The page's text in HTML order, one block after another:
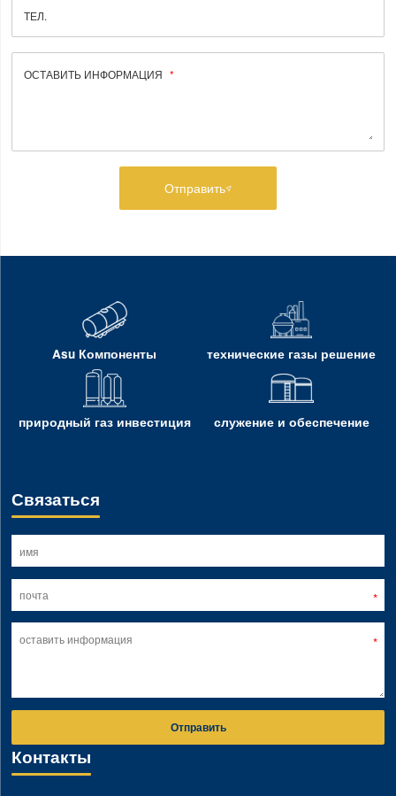
ТЕЛ.
ОСТАВИТЬ ИНФОРМАЦИЯ
Отправить
Asu Компоненты технические газы решение
природный газ инвестиция служение и обеспечение
Связаться
Отправить
Контакты